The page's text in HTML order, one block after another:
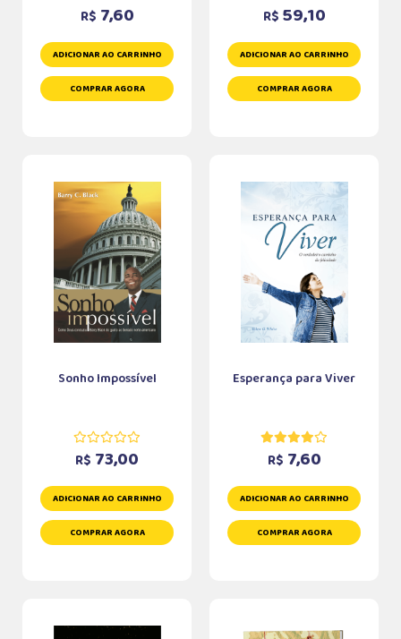
R$ 7,60
ADICIONAR AO CARRINHO
COMPRAR AGORA
R$ 59,10
ADICIONAR AO CARRINHO
COMPRAR AGORA
Sonho Impossível
R$ 73,00
ADICIONAR AO CARRINHO
COMPRAR AGORA
Esperança para Viver
R$ 7,60
ADICIONAR AO CARRINHO
COMPRAR AGORA